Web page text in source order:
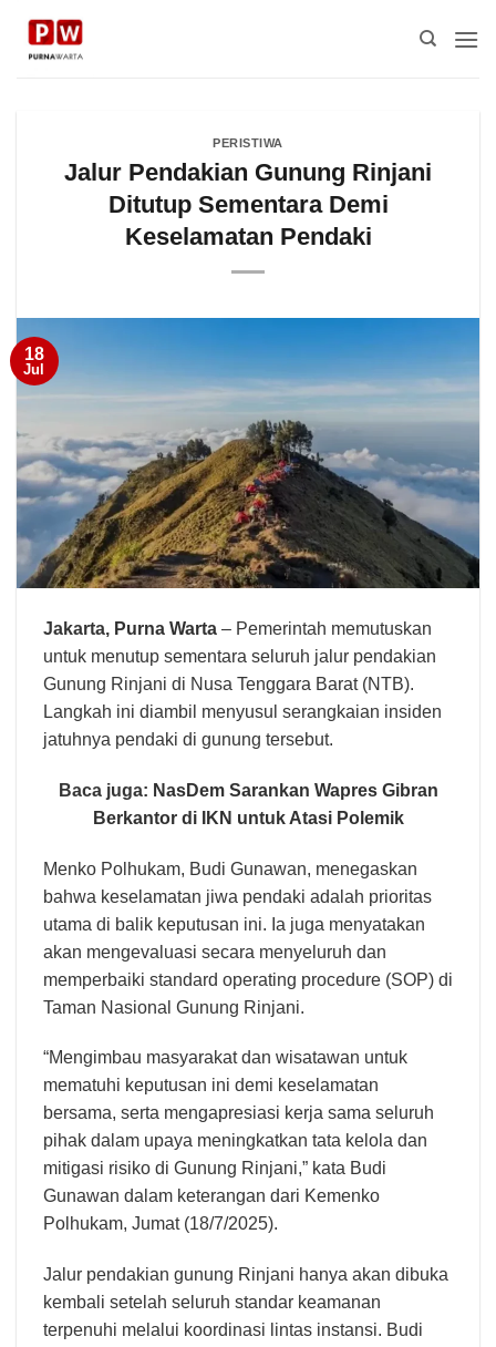
PERISTIWA
Jalur Pendakian Gunung Rinjani
Ditutup Sementara Demi
Keselamatan Pendaki
18
Jul
Jakarta, Purna Warta – Pemerintah memutuskan
untuk menutup sementara seluruh jalur pendakian
Gunung Rinjani di Nusa Tenggara Barat (NTB).
Langkah ini diambil menyusul serangkaian insiden
jatuhnya pendaki di gunung tersebut.
Baca juga: NasDem Sarankan Wapres Gibran
Berkantor di IKN untuk Atasi Polemik
Menko Polhukam, Budi Gunawan, menegaskan
bahwa keselamatan jiwa pendaki adalah prioritas
utama di balik keputusan ini. Ia juga menyatakan
akan mengevaluasi secara menyeluruh dan
memperbaiki standard operating procedure (SOP) di
Taman Nasional Gunung Rinjani.
“Mengimbau masyarakat dan wisatawan untuk
mematuhi keputusan ini demi keselamatan
bersama, serta mengapresiasi kerja sama seluruh
pihak dalam upaya meningkatkan tata kelola dan
mitigasi risiko di Gunung Rinjani,” kata Budi
Gunawan dalam keterangan dari Kemenko
Polhukam, Jumat (18/7/2025).
Jalur pendakian gunung Rinjani hanya akan dibuka
kembali setelah seluruh standar keamanan
terpenuhi melalui koordinasi lintas instansi. Budi